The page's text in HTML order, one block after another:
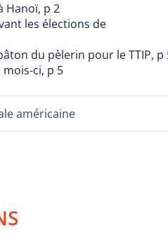
Hanoï, p 2
les élections de
du pèlerin pour le TTIP, p
ci, p 5
américaine